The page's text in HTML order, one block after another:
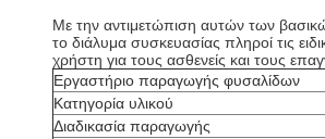
Με την αντιμετώπιση αυτών των
το διάλυμα συσκευασίας πληροί τις
χρήστη για τους ασθενείς και τους
Εργαστήριο παραγωγής φυσαλίδων
Κατηγορία υλικού
Διαδικασία παραγωγής